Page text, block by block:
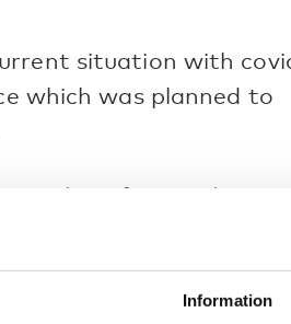
Information
situation with
which was planned to
the conference online,
here.